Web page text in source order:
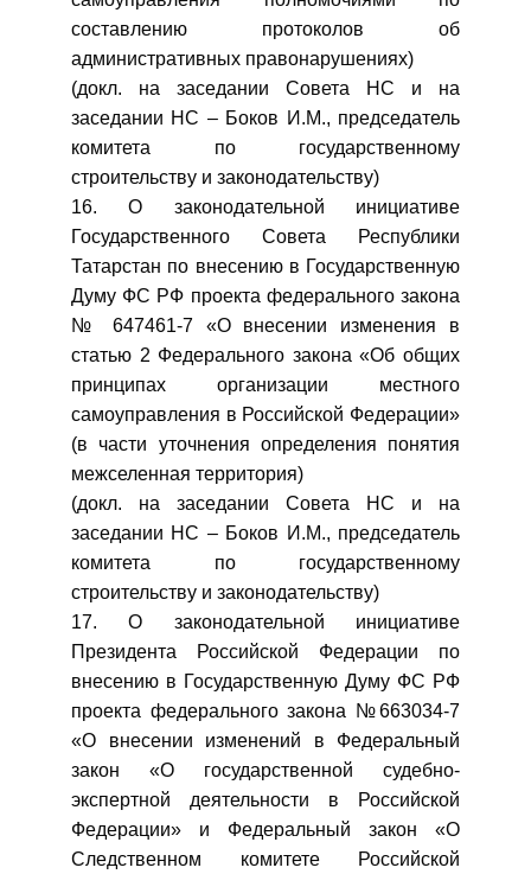
составлению протоколов об
административных правонарушениях)
(докл. на заседании Совета НС и на
заседании НС – Боков И.М., председатель
комитета по государственному
строительству и законодательству)
16. О законодательной инициативе
Государственного Совета Республики
Татарстан по внесению в Государственную
Думу ФС РФ проекта федерального закона
№ 647461-7 «О внесении изменения в
статью 2 Федерального закона «Об общих
принципах организации местного
самоуправления в Российской Федерации»
(в части уточнения определения понятия
межселенная территория)
(докл. на заседании Совета НС и на
заседании НС – Боков И.М., председатель
комитета по государственному
строительству и законодательству)
17. О законодательной инициативе
Президента Российской Федерации по
внесению в Государственную Думу ФС РФ
проекта федерального закона №663034-7
«О внесении изменений в Федеральный
закон «О государственной судебно-
экспертной деятельности в Российской
Федерации» и Федеральный закон «О
Следственном комитете Российской